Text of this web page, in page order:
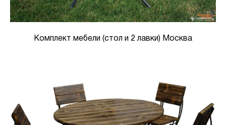
Комплект мебели (стол и 2 лавки) Москва